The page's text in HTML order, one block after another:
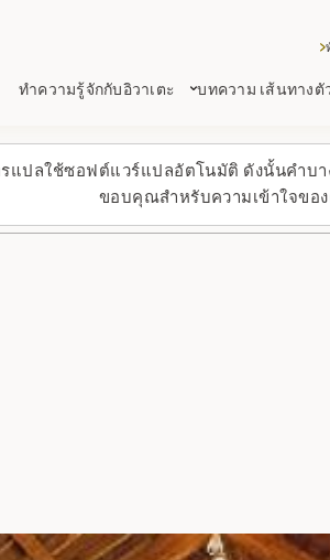
แปลใช้ซอฟต์แวร์แปลอัตโนมัติ ดังนั้นคำบา
ขอบคุณสำหรับความเข้าใจขอ
ทำความรู้จักกับอิวาเตะ บทความ เส้นทางตั